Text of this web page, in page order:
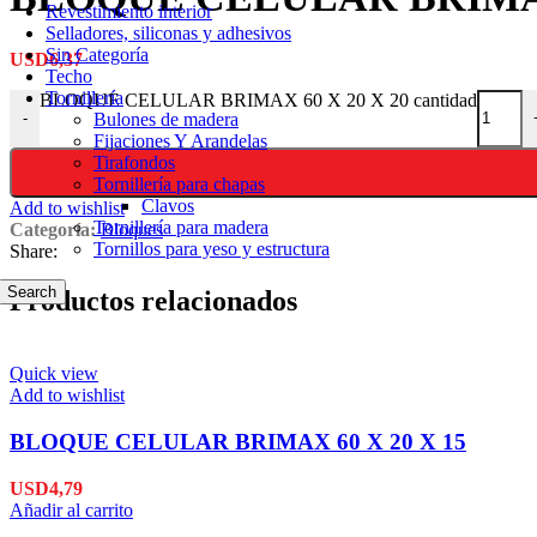
Revestimiento interior
Selladores, siliconas y adhesivos
Sin Categoría
Techo
Tornillería
Bulones de madera
Fijaciones Y Arandelas
Tirafondos
Tornillería para chapas
Clavos
Tornillería para madera
Tornillos para yeso y estructura
Search
USD6,37
-
BLOQUE CELULAR BRIMAX 60 X 20 X 20 cantidad
Add to wishlist
Categoría: Bloques
Share:
Productos relacionados
Quick view
Add to wishlist
BLOQUE CELULAR BRIMAX 60 X 20 X 15
USD4,79
Añadir al carrito